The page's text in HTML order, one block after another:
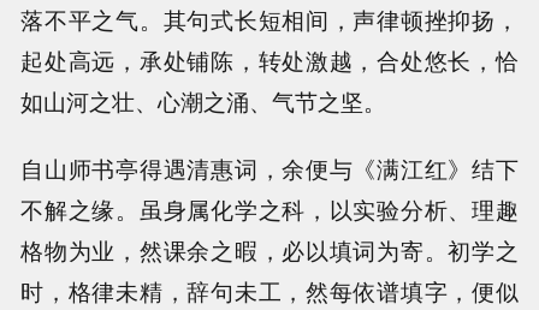
落不平之气。其句式长短相间，声律顿挫抑扬，
起处高远，承处铺陈，转处激越，合处悠长，恰
如山河之壮、心潮之涌、气节之坚。
自山师书亭得遇清惠词，余便与《满江红》结下
不解之缘。虽身属化学之科，以实验分析、理趣
格物为业，然课余之暇，必以填词为寄。初学之
时，格律未精，辞句未工，然每依谱填字，便似